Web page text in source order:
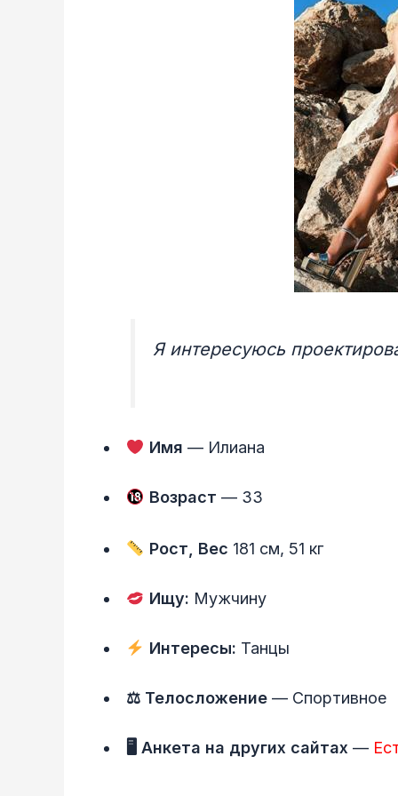
Я интересуюсь
Имя — Илиана
Возраст — 33
Рост, Вес 181 см, 51 кг
Ищу: Мужчину
Интересы: Танцы
⚖ Телосложение — Спортивное
🖥 Анкета на других сайтах —